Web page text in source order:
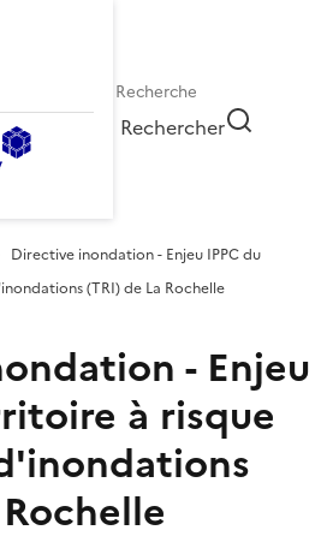
Rechercher
Directive inondation - Enjeu IPPC du
(TRI) de La Rochelle
- Enjeu
à risque